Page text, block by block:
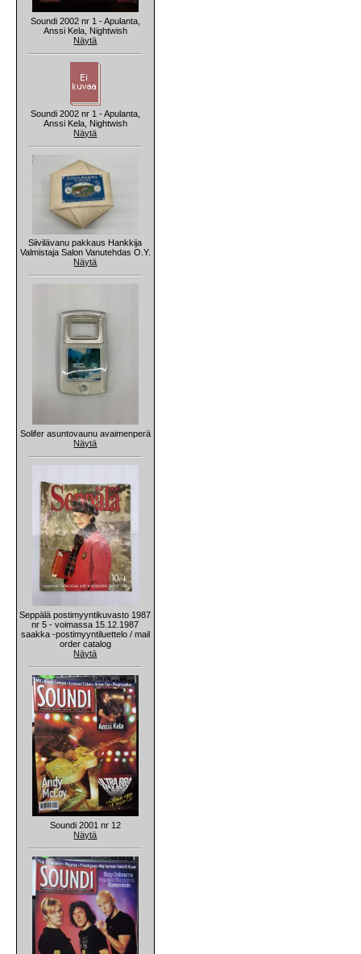
Soundi 2002 nr 1 - Apulanta,
Anssi Kela, Nightwish
Näytä
Soundi 2002 nr 1 - Apulanta,
Anssi Kela, Nightwish
Näytä
Siivilävanu pakkaus Hankkija
Valmistaja Salon Vanutehdas O.Y.
Näytä
Solifer asuntovaunu avaimenperä
Näytä
Seppälä postimyyntikuvasto 1987
nr 5 - voimassa 15.12.1987
saakka -postimyyntiluettelo / mail
order catalog
Näytä
Soundi 2001 nr 12
Näytä